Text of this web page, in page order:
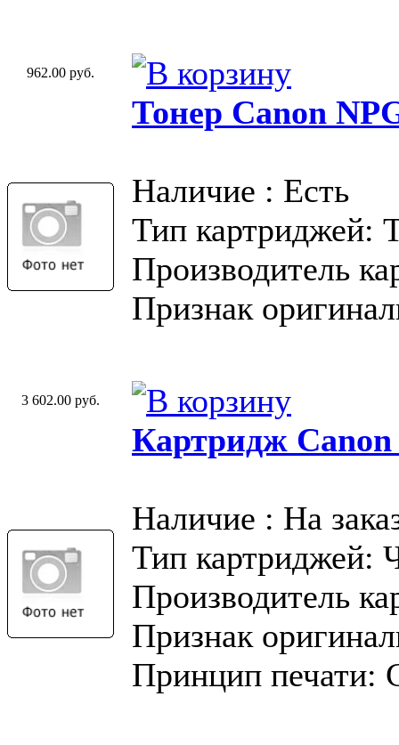
962.00 руб.
Тонер Canon
Наличие : Есть
Тип картриджей:
Производитель
Признак
3 602.00 руб.
Картридж Canon
Наличие : На
Тип картриджей:
Производитель
Признак
Принцип печати: